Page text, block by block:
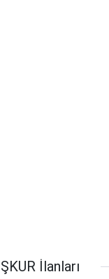
İlanları